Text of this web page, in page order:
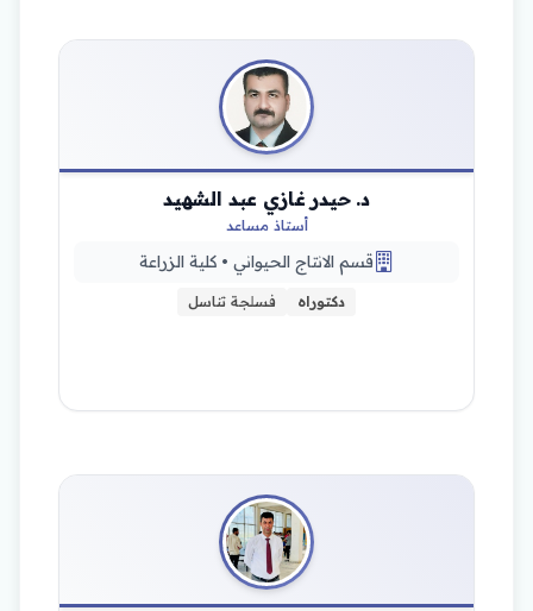
د. حيدر غازي عبد الشهيد
أستاذ مساعد
قسم الانتاج الحيواني • كلية الزراعة
دكتوراه فسلجة تناسل